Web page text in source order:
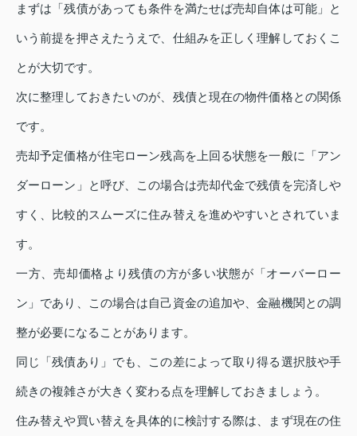
まずは「残債があっても条件を満たせば売却自体は可能」と
いう前提を押さえたうえで、仕組みを正しく理解しておくこ
とが大切です。
次に整理しておきたいのが、残債と現在の物件価格との関係
です。
売却予定価格が住宅ローン残高を上回る状態を一般に「アン
ダーローン」と呼び、この場合は売却代金で残債を完済しや
すく、比較的スムーズに住み替えを進めやすいとされていま
す。
一方、売却価格より残債の方が多い状態が「オーバーロー
ン」であり、この場合は自己資金の追加や、金融機関との調
整が必要になることがあります。
同じ「残債あり」でも、この差によって取り得る選択肢や手
続きの複雑さが大きく変わる点を理解しておきましょう。
住み替えや買い替えを具体的に検討する際は、まず現在の住